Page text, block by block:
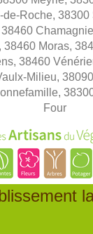
Roche, 38300
38460 Moras,
38460
Milieu,
Four